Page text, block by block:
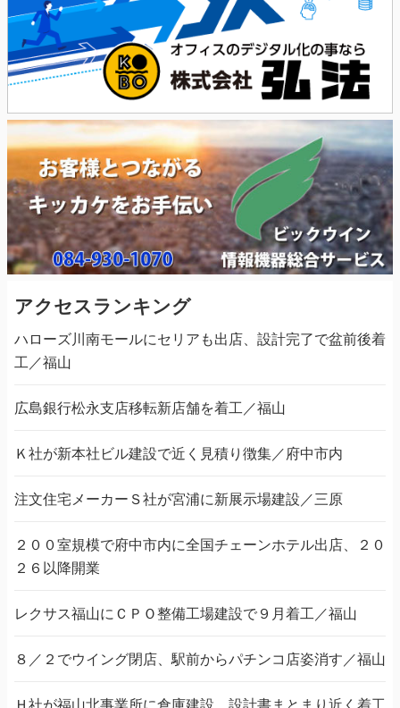
アクセスランキング
ハローズ川南モールにセリアも出店、設計完了で盆前後着
工／福山
広島銀行松永支店移転新店舗を着工／福山
Ｋ社が新本社ビル建設で近く見積り徴集／府中市内
注文住宅メーカーＳ社が宮浦に新展示場建設／三原
２００室規模で府中市内に全国チェーンホテル出店、２０
２６以降開業
レクサス福山にＣＰＯ整備工場建設で９月着工／福山
８／２でウイング閉店、駅前からパチンコ店姿消す／福山